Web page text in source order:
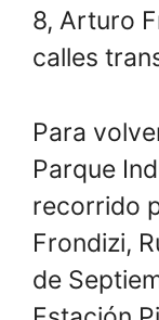
8, Arturo
calles
Para
Parque
recorrido
Frondizi,
de